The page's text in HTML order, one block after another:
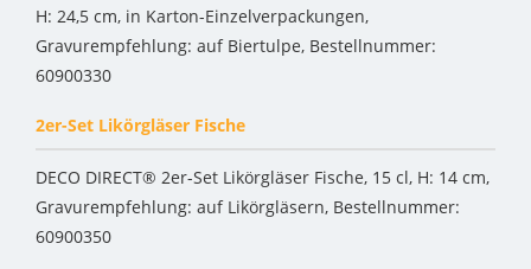
H: 24,5 cm, in Karton-Einzelverpackungen,
Gravurempfehlung: auf Biertulpe, Bestellnummer:
60900330
2er-Set Likörgläser Fische
DECO DIRECT® 2er-Set Likörgläser Fische, 15 cl, H: 14 cm,
Gravurempfehlung: auf Likörgläsern, Bestellnummer:
60900350